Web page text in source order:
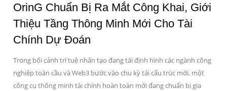
OrinG Chuẩn Bị Ra Mắt Công Khai, Giới
Thiệu Tầng Thông Minh Mới Cho Tài
Chính Dự Đoán
Trong bối cảnh trí tuệ nhân tạo đang tái định hình các ngành công
nghiệp toàn cầu và Web3 bước vào chu kỳ tái cấu trúc mới, một
công cụ thông minh tài chính hoàn toàn mới đang chuẩn bị gia